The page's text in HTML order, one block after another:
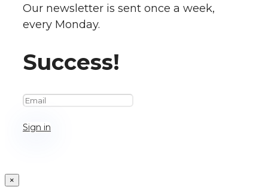
Our newsletter is sent once a week,
every Monday.
Success!
Sign in
×